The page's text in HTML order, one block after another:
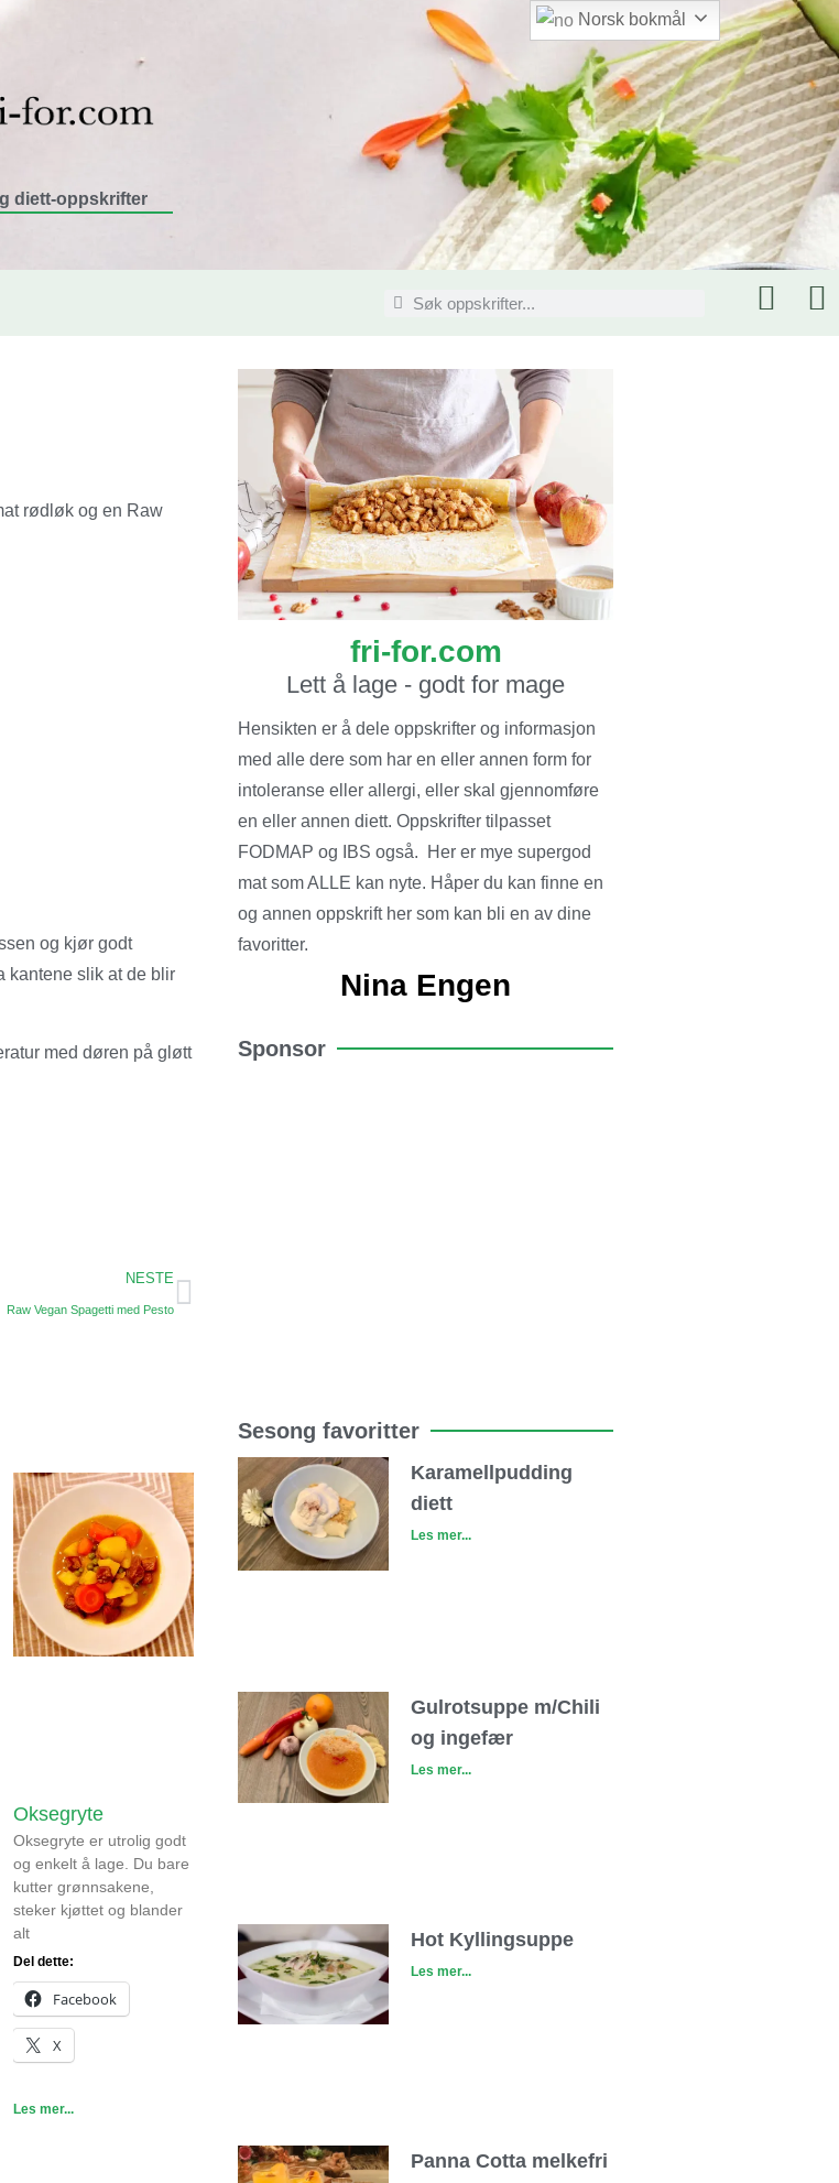
diett-oppskrifter
rødløk og en Raw
og kjør godt
kantene slik at de blir
med døren på gløtt
NESTE
Raw Vegan Spagetti med Pesto
Oksegryte
Oksegryte er utrolig godt
og enkelt å lage. Du bare
kutter grønnsakene,
steker kjøttet og blander
alt
Del dette:
Facebook
X
Les mer...
fri-for.com
Lett å lage - godt for mage
Hensikten er å dele oppskrifter og informasjon
med alle dere som har en eller annen form for
intoleranse eller allergi, eller skal gjennomføre
en eller annen diett. Oppskrifter tilpasset
FODMAP og IBS også. Her er mye supergod
mat som ALLE kan nyte. Håper du kan finne en
og annen oppskrift her som kan bli en av dine
favoritter.
Nina Engen
Sponsor
Sesong favoritter
Karamellpudding
diett
Les mer...
Gulrotsuppe m/Chili
og ingefær
Les mer...
Hot Kyllingsuppe
Les mer...
Panna Cotta melkefri
Norsk bokmål